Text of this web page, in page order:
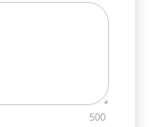
500